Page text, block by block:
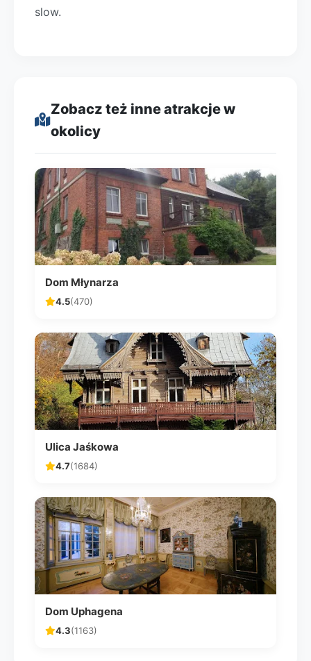
slow.
Zobacz też inne atrakcje w
okolicy
Dom Młynarza
4.5(470)
Ulica Jaśkowa
4.7(1684)
Dom Uphagena
4.3(1163)